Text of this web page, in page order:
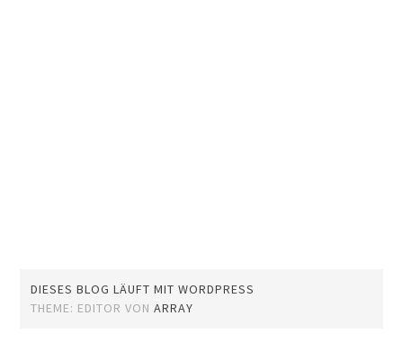
DIESES BLOG LÄUFT MIT WORDPRESS
THEME: EDITOR VONARRAY